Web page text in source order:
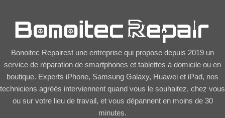
Bonoitec Repairest une entreprise qui propose depuis 2019 un
service de réparation de smartphones et tablettes à domicile ou en
boutique. Experts iPhone, Samsung Galaxy, Huawei et iPad, nos
techniciens agréés interviennent quand vous le souhaitez, chez vous
ou sur votre lieu de travail, et vous dépannent en moins de 30
minutes.